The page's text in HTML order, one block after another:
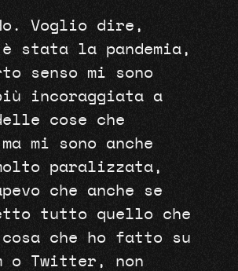
Voglio dire,
stata la pandemia,
senso mi sono
incoraggiata a
cose che
mi sono anche
paralizzata,
che anche se
tutto quello che
che ho fatto su
o Twitter, non